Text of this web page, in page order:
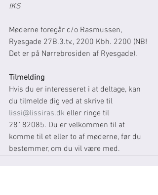
IKS
Møderne foregår c/o Rasmussen,
Ryesgade 27B.3.tv., 2200 Kbh. 2200 (NB!
Det er på Nørrebrosiden af Ryesgade).
Tilmelding
Hvis du er interesseret i at deltage, kan
du tilmelde dig ved at skrive til
lissi@lissiras.dk eller ringe til
28182085. Du er velkommen til at
komme til et eller to af møderne, før du
bestemmer, om du vil være med.